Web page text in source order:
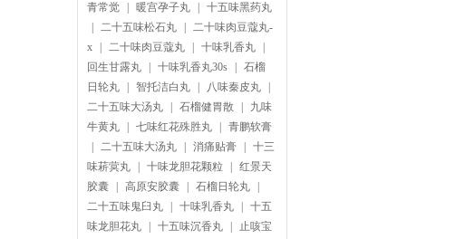
青常觉
暖宫孕子丸
十五味黑药丸
二十五味松石丸
二十味肉豆蔻丸-
x
二十味肉豆蔻丸 十味乳香丸
回生甘露丸
十味乳香丸30s
石榴
日轮丸
智托洁白丸 八味秦皮丸
二十五味大汤丸
石榴健胃散
九味
牛黄丸
七味红花殊胜丸
青鹏软膏
二十五味大汤丸 消痛贴膏
十三
味菥蓂丸
十味龙胆花颗粒
红景天
胶囊
高原安胶囊 石榴日轮丸
二十五味鬼臼丸
十味乳香丸
十五
味龙胆花丸
十五味沉香丸
止咳宝